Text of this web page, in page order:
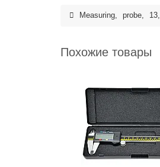
Measuring, probe, 13,
Похожие товары